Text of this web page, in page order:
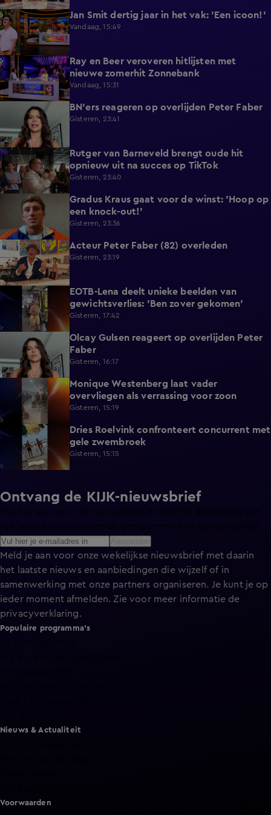
7:33 Jan Smit dertig jaar in het vak: 'Een icoon!'
Vandaag, 15:49
4:47
Ray en Beer veroveren hitlijsten met
nieuwe zomerhit Zonnebank
Vandaag, 15:31
BN'ers reageren op overlijden Peter Faber
Gisteren, 23:41
1:29
Rutger van Barneveld brengt oude hit
opnieuw uit na succes op TikTok
Gisteren, 23:40
Gradus Kraus gaat voor de winst: 'Hoop op
een knock-out!'
Gisteren, 23:36
2:11 Acteur Peter Faber (82) overleden
Gisteren, 23:19
0:13
EOTB-Lena deelt unieke beelden van
gewichtsverlies: 'Ben zover gekomen'
Gisteren, 17:42
Olcay Gulsen reageert op overlijden Peter
Faber
Gisteren, 16:17
Monique Westenberg laat vader
overvliegen als verrassing voor zoon
Gisteren, 15:19
0:17
Dries Roelvink confronteert concurrent met
gele zwembroek
Gisteren, 15:15
Ontvang de KIJK-nieuwsbrief
Meld je aan voor de nieuwsbrief en blijf op de hoogte van
Meld je aan voor onze wekelijkse nieuwsbrief met daarin
het laatste nieuws en aanbiedingen die wijzelf of in
samenwerking met onze partners organiseren. Je kunt je op
ieder moment afmelden. Zie voor meer informatie de
privacyverklaring.
Populaire programma's
Nieuws & Actualiteit
Voorwaarden